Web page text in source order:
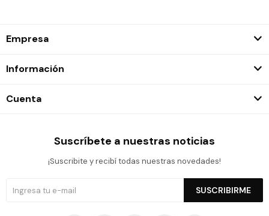
Empresa
Información
Cuenta
Suscríbete a nuestras noticias
¡Suscribite y recibí todas nuestras novedades!
SUSCRIBIRME